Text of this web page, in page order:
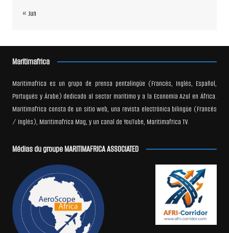
« Jun
Maritimafrica
Maritimafrica es un grupo de prensa pentalingüe (Francés, Inglés, Español,
Portugués y Árabe) dedicado al sector marítimo y a la Economía Azul en África.
Maritimafrica consta de un sitio web, una revista electrónica bilingüe (Francés
/ Inglés), Maritimafrica Mag, y un canal de YouTube, Maritimafrica TV.
Médias du groupe MARITIMAFRICA ASSOCIATED